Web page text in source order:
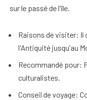
sur le passé de l'île.
Raisons de visiter: Il
l'Antiquité jusqu'au
Recommandé pour:
culturalistes.
Conseil de voyage: